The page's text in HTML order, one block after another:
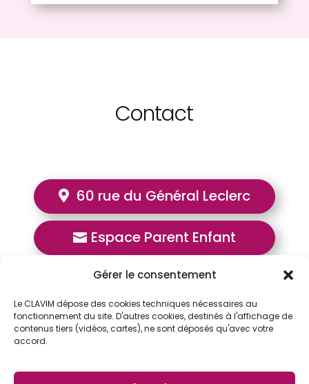
Gérer le consentement
Le CLAVIM dépose des cookies techniques nécessaires au
fonctionnement du site. D'autres cookies, destinés à l'affichage de
contenus tiers (vidéos, cartes), ne sont déposés qu'avec votre
accord.
Contact
60 rue du Général Leclerc
Espace Parent Enfant
01 41 23 92 20
Fermeture estivale du samedi 25 juillet à 19h